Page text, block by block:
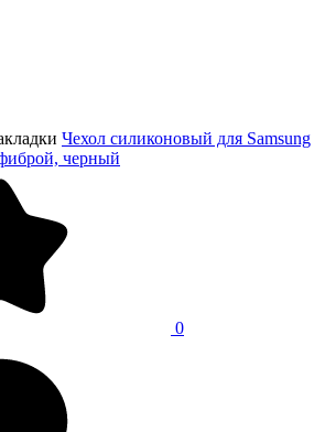
Чехол силиконовый для Samsung
черный
0